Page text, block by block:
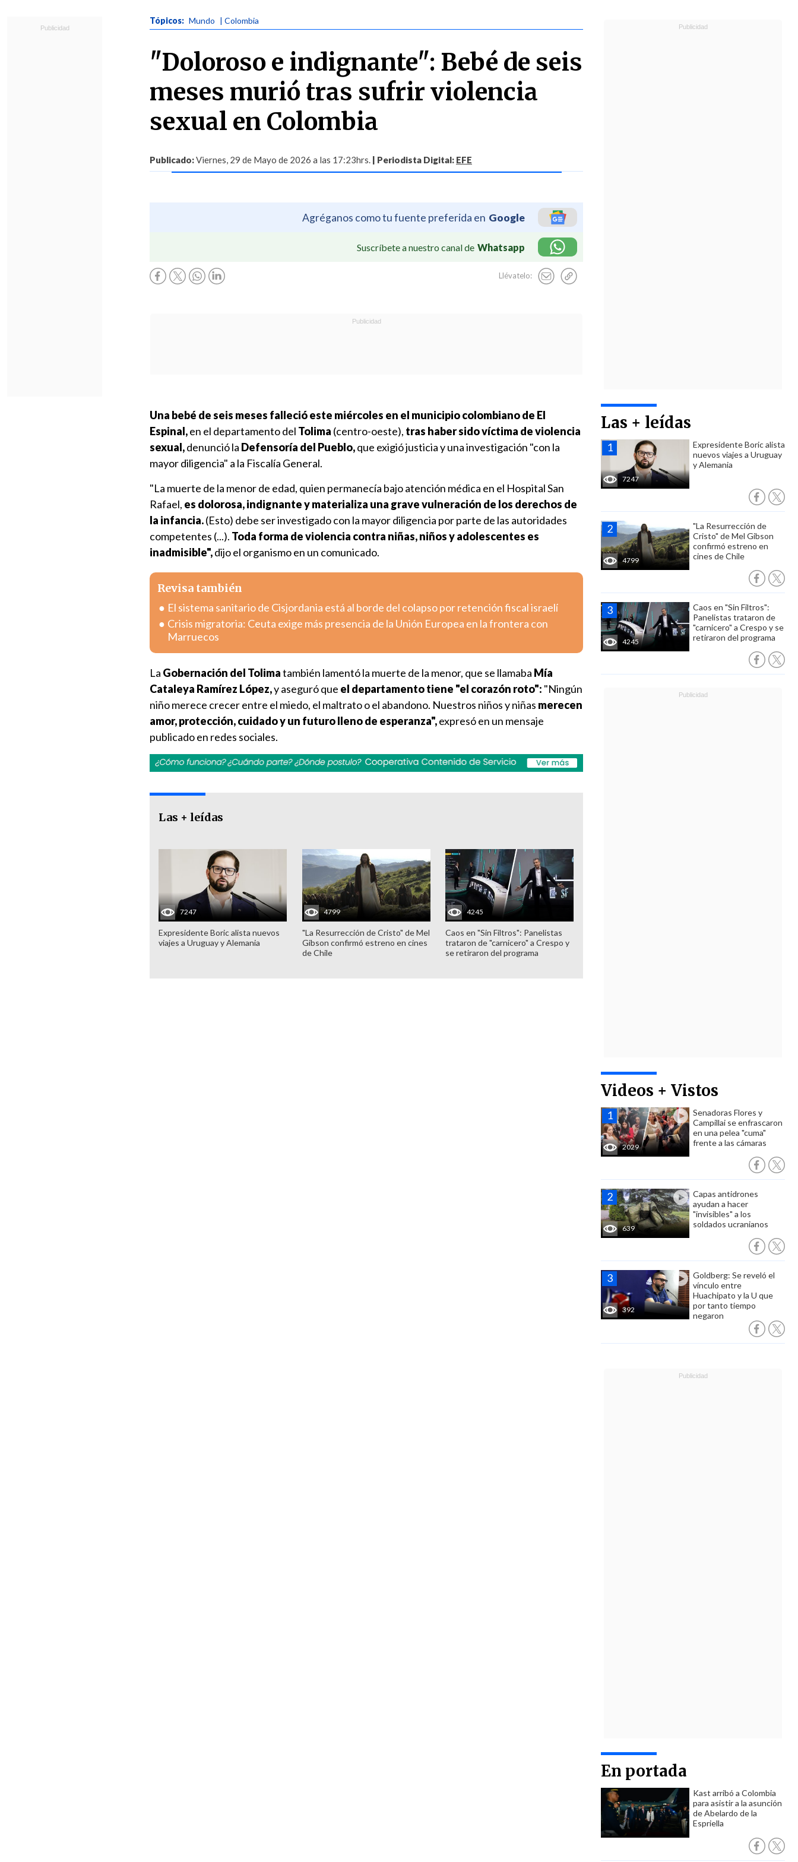
Tópicos: Mundo | Colombia
"Doloroso e indignante": Bebé de seis
meses murió tras sufrir violencia
sexual en Colombia
Publicado:Viernes, 29 de Mayo de 2026 a las 17:23hrs. | Periodista Digital: EFE
Agréganos como tu fuente preferida en Google
Suscríbete a nuestro canal de Whatsapp
Llévatelo:
Las + leídas
7247
Expresidente Boric alista
nuevos viajes a Uruguay
y Alemania
4799
"La Resurrección de
Cristo" de Mel Gibson
confirmó estreno en
cines de Chile
4245
Caos en "Sin Filtros":
Panelistas trataron de
"carnicero" a Crespo y se
retiraron del programa
Videos + Vistos
2029
Senadoras Flores y
Campillai se enfrascaron
en una pelea "cuma"
frente a las cámaras
639
Capas antidrones
ayudan a hacer
"invisibles" a los
soldados ucranianos
392
Goldberg: Se reveló el
vínculo entre
Huachipato y la U que
por tanto tiempo
negaron
En portada
Kast arribó a Colombia
para asistir a la asunción
de Abelardo de la
Espriella
Una bebé de seis meses falleció este miércoles en el municipio colombiano de El
Espinal,en el departamento del Tolima (centro-oeste), tras haber sido víctima de violencia
sexual,denunció la Defensoría del Pueblo,que exigió justicia y una investigación "con la
mayor diligencia" a la Fiscalía General.
"La muerte de la menor de edad, quien permanecía bajo atención médica en el Hospital San
Rafael, es dolorosa, indignante y materializa una grave vulneración de los derechos de
la infancia.(Esto) debe ser investigado con la mayor diligencia por parte de las autoridades
competentes (...). Toda forma de violencia contra niñas, niños y adolescentes es
inadmisible",dijo el organismo en un comunicado.
Revisa también
El sistema sanitario de Cisjordania está al borde del colapso por retención fiscal israelí
Crisis migratoria: Ceuta exige más presencia de la Unión Europea en la frontera con
Marruecos
La Gobernación del Tolimatambién lamentó la muerte de la menor, que se llamaba Mía
Cataleya Ramírez López,y aseguró que el departamento tiene "el corazón roto": "Ningún
niño merece crecer entre el miedo, el maltrato o el abandono. Nuestros niños y niñas merecen
amor, protección, cuidado y un futuro lleno de esperanza",expresó en un mensaje
publicado en redes sociales.
Las + leídas
7247
Expresidente Boric alista nuevos
viajes a Uruguay y Alemania
4799
"La Resurrección de Cristo" de Mel
Gibson confirmó estreno en cines
de Chile
4245
Caos en "Sin Filtros": Panelistas
trataron de "carnicero" a Crespo y
se retiraron del programa